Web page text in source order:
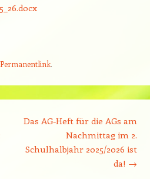
Permanentlink.
Das AG-Heft für die AGs am
Nachmittag im 2.
Schulhalbjahr 2025/2026 ist
da! →